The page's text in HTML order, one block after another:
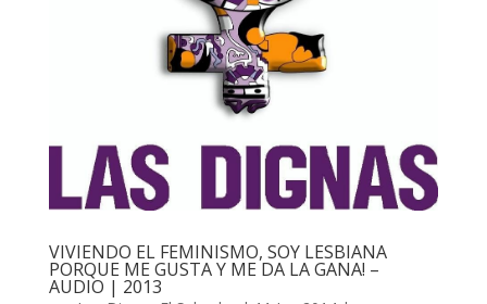
VIVIENDO EL FEMINISMO, SOY LESBIANA
PORQUE ME GUSTA Y ME DA LA GANA! –
AUDIO | 2013